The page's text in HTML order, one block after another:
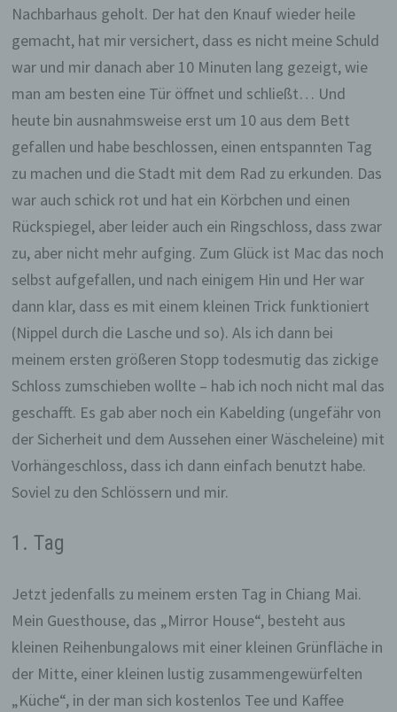
Nachbarhaus geholt. Der hat den Knauf wieder heile
gemacht, hat mir versichert, dass es nicht meine Schuld
war und mir danach aber 10 Minuten lang gezeigt, wie
man am besten eine Tür öffnet und schließt… Und
heute bin ausnahmsweise erst um 10 aus dem Bett
gefallen und habe beschlossen, einen entspannten Tag
zu machen und die Stadt mit dem Rad zu erkunden. Das
war auch schick rot und hat ein Körbchen und einen
Rückspiegel, aber leider auch ein Ringschloss, dass zwar
zu, aber nicht mehr aufging. Zum Glück ist Mac das noch
selbst aufgefallen, und nach einigem Hin und Her war
dann klar, dass es mit einem kleinen Trick funktioniert
(Nippel durch die Lasche und so). Als ich dann bei
meinem ersten größeren Stopp todesmutig das zickige
Schloss zumschieben wollte – hab ich noch nicht mal das
geschafft. Es gab aber noch ein Kabelding (ungefähr von
der Sicherheit und dem Aussehen einer Wäscheleine) mit
Vorhängeschloss, dass ich dann einfach benutzt habe.
Soviel zu den Schlössern und mir.
1. Tag
Jetzt jedenfalls zu meinem ersten Tag in Chiang Mai.
Mein Guesthouse, das „Mirror House“, besteht aus
kleinen Reihenbungalows mit einer kleinen Grünfläche in
der Mitte, einer kleinen lustig zusammengewürfelten
„Küche“, in der man sich kostenlos Tee und Kaffee